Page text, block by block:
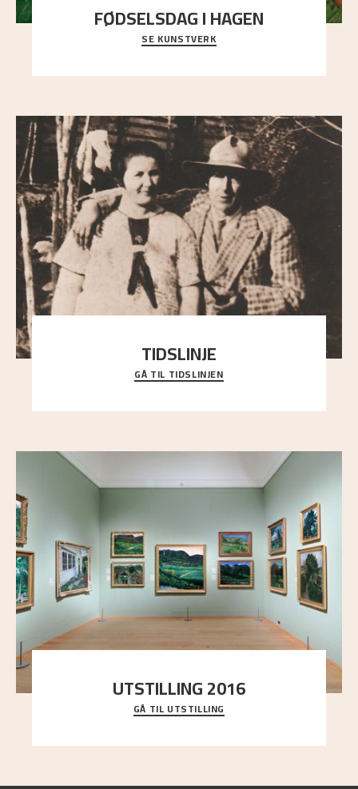
FØDSELSDAG I HAGEN
En gruppe mennesker er samlet under de store
trekronene i prestegårdshagen...
SE KUNSTVERK
TIDSLINJE
Bli kjent med Nikolai Astrups liv, kunstnerskap og
ettermæle i en interaktiv presentasjon.
GÅ TIL TIDSLINJEN
UTSTILLING 2016
En komplett oversikt over Nikolai Astrups
utstillinger, fra debuten i 1900 og frem til i dag.
GÅ TIL UTSTILLING